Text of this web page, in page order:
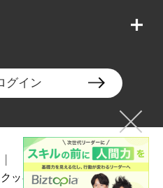
グイン
クッキーポリシー